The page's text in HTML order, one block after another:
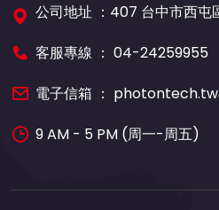
公司地址 ：407 台中市西屯
客服專線 ： 04-24259955
電子信箱 ：
9 AM - 5 PM (周一-周五)